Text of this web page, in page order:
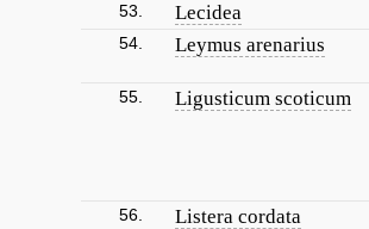
53. Lecidea
54. Leymus arenarius
55. Ligusticum scoticum
56. Listera cordata